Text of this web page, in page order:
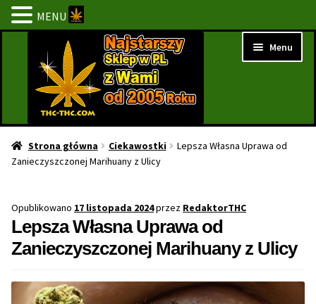
nawigacji
treści
Menu
Strona Główna
NOWOŚCI
PROMOCJE
PROMOCJE 1+1
Strona główna Ciekawostki
Lepsza Własna Uprawa od
Zanieczyszczonej Marihuany z Ulicy
Opublikowano 17 listopada 2024przez RedaktorTHC
Lepsza Własna Uprawa od
Zanieczyszczonej Marihuany z Ulicy
MENU